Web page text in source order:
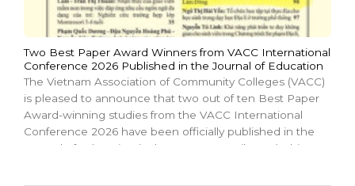
Two Best Paper Award Winners from VACC International
Conference 2026 Published in the Journal of Education
The Vietnam Association of Community Colleges (VACC)
is pleased to announce that two out of ten Best Paper
Award-winning studies from the VACC International
Conference 2026 have been officially published in the
Journal of Education (Vol. 26, No. 8 – April 2026). This